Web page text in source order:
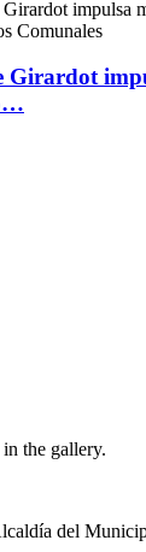
Girardot
the gallery.
del